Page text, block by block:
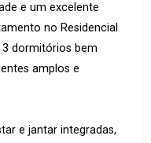
e um excelente
no Residencial
dormitórios bem
amplos e
e jantar integradas,